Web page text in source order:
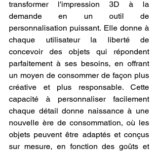
transformer l'impression 3D à la
demande en un outil de
personnalisation puissant. Elle donne à
chaque utilisateur la liberté de
concevoir des objets qui répondent
parfaitement à ses besoins, en offrant
un moyen de consommer de façon plus
créative et plus responsable. Cette
capacité à personnaliser facilement
chaque détail donne naissance à une
nouvelle ère de consommation, où les
objets peuvent être adaptés et conçus
sur mesure, en fonction des goûts et